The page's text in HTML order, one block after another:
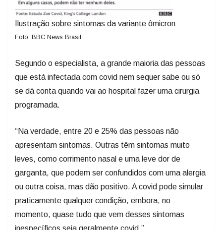
Ilustração sobre sintomas da variante ômicron
Foto: BBC News Brasil
Segundo o especialista, a grande maioria das pessoas
que está infectada com covid nem sequer sabe ou só
se dá conta quando vai ao hospital fazer uma cirurgia
programada.
“Na verdade, entre 20 e 25% das pessoas não
apresentam sintomas. Outras têm sintomas muito
leves, como corrimento nasal e uma leve dor de
garganta, que podem ser confundidos com uma alergia
ou outra coisa, mas dão positivo. A covid pode simular
praticamente qualquer condição, embora, no
momento, quase tudo que vem desses sintomas